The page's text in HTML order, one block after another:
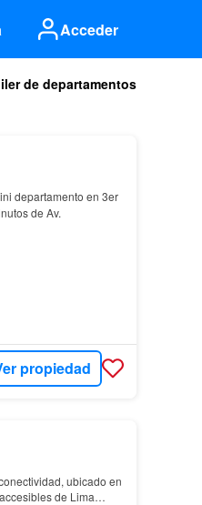
Acceder
de departamentos
de Av.
propiedad
ubicado en
de Lima…